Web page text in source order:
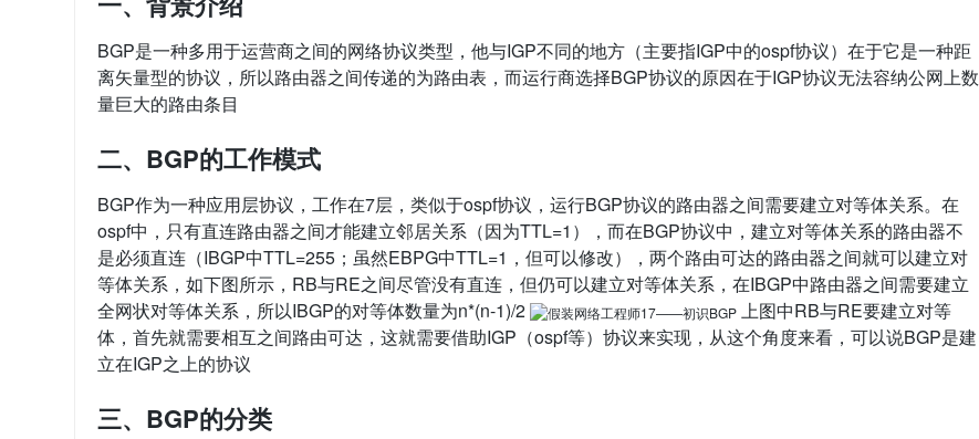
BGP是一种多用于运营商之间的网络协议类型，他与IGP不同的地方（主要指IGP中的ospf协议）在于它是一种距
离矢量型的协议，所以路由器之间传递的为路由表，而运行商选择BGP协议的原因在于IGP协议无法容纳公网上数
量巨大的路由条目
二、BGP的工作模式
BGP作为一种应用层协议，工作在7层，类似于ospf协议，运行BGP协议的路由器之间需要建立对等体关系。在
ospf中，只有直连路由器之间才能建立邻居关系（因为TTL=1），而在BGP协议中，建立对等体关系的路由器不
是必须直连（IBGP中TTL=255；虽然EBPG中TTL=1，但可以修改），两个路由可达的路由器之间就可以建立对
等体关系，如下图所示，RB与RE之间尽管没有直连，但仍可以建立对等体关系，在IBGP中路由器之间需要建立
全网状对等体关系，所以IBGP的对等体数量为n*(n-1)/2
上图中RB与RE要建立对等
体，首先就需要相互之间路由可达，这就需要借助IGP（ospf等）协议来实现，从这个角度来看，可以说BGP是建
立在IGP之上的协议
三、BGP的分类